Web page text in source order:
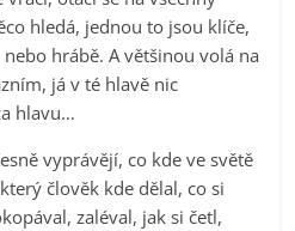
hledá, jednou to jsou klíče,
hrábě. A většinou volá na
já v té hlavě nic
hlavu…
vyprávějí, co kde ve světě
člověk kde dělal, co si
zaléval, jak si četl,